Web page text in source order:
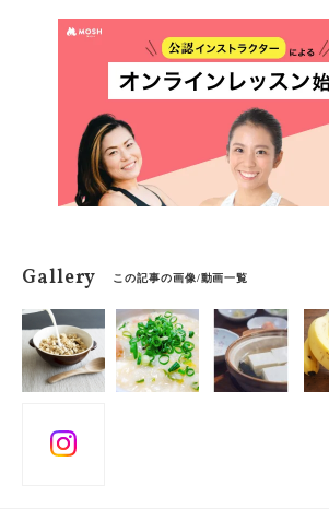
な臓器と食べ物の関係性につい
歴15年の≪素果子|sugashi≫店主
えします。
Gallery この記事の画像/動画一覧